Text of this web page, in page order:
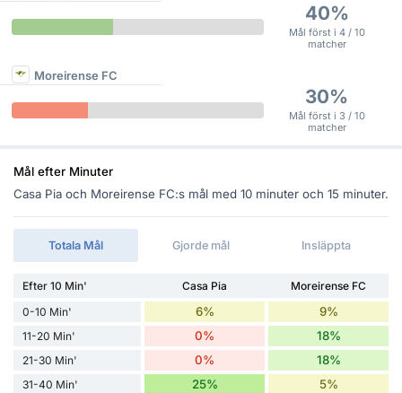
40%
Mål först i 4 / 10
matcher
Moreirense FC
30%
Mål först i 3 / 10
matcher
Mål efter Minuter
Casa Pia och Moreirense FC:s mål med 10 minuter och 15 minuter.
Totala Mål Gjorde mål Insläppta
Efter 10 Min' Casa Pia
Moreirense FC
0-10 Min'
6% 9%
11-20 Min' 0% 18%
21-30 Min' 0% 18%
31-40 Min' 25% 5%